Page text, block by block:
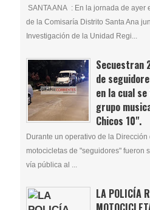
SANTA ANA : En la jornada de ayer
de la Comisaría Distrito Santa Ana
Investigación de la Unidad Regi...
Secuestran
de
en la cual
grupo
Chicos 10".
Durante un operativo de la Dirección
motocicletas de "seguidores" fueron
vía pública al ...
LA POLICÍA